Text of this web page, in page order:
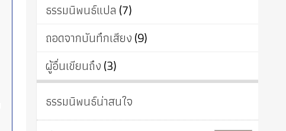
ธรรมนิพนธ์แปล (7)
ถอดจากบันทึกเสียง(9)
ผู้อื่นเขียนถึง(3)
ธรรมนิพนธ์น่าสนใจ